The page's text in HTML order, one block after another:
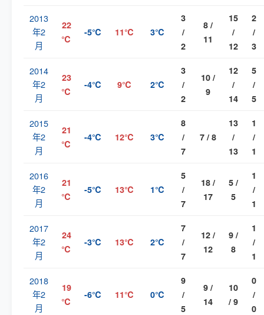
2013
年2
月
22
℃
-5℃ 11℃ 3℃
3
/
2
8 /
11
15
/
12
2
/
3
2014
年2
月
23
℃
-4℃ 9℃ 2℃
3
/
2
10 /
9
12
/
14
5
/
5
2015
年2
月
21
℃
-4℃ 12℃ 3℃
8
/
7
7 / 8
13
/
13
1
/
1
2016
年2
月
21
℃
-5℃ 13℃ 1℃
5
/
7
18 /
17
5 /
5
1
/
1
2017
年2
月
24
℃
-3℃ 13℃ 2℃
7
/
7
12 /
12
9 /
8
1
/
1
2018
年2
月
19
℃
-6℃ 11℃ 0℃
9
/
5
9 /
14
10
/ 9
0
/
0